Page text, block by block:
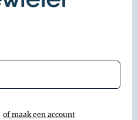
of maak een account